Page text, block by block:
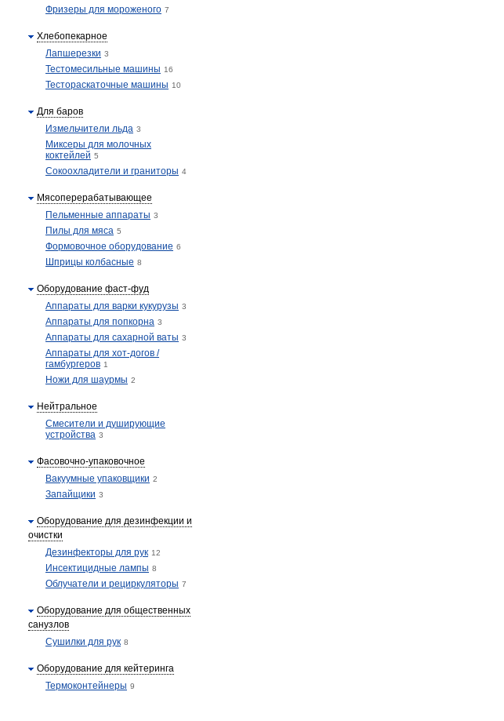
Фризеры для мороженого 7
Хлебопекарное
Лапшерезки 3
Тестомесильные машины 16
Тестораскаточные машины 10
Для баров
Измельчители льда 3
Миксеры для молочных
коктейлей 5
Сокоохладители и граниторы 4
Мясоперерабатывающее
Пельменные аппараты 3
Пилы для мяса 5
Формовочное оборудование 6
Шприцы колбасные 8
Оборудование фаст-фуд
Аппараты для варки кукурузы 3
Аппараты для попкорна 3
Аппараты для сахарной ваты 3
Аппараты для хот-догов /
гамбургеров 1
Ножи для шаурмы 2
Нейтральное
Смесители и душирующие
устройства 3
Фасовочно-упаковочное
Вакуумные упаковщики 2
Запайщики 3
Оборудование для дезинфекции и
очистки
Дезинфекторы для рук 12
Инсектицидные лампы 8
Облучатели и рециркуляторы 7
Оборудование для общественных
санузлов
Сушилки для рук 8
Оборудование для кейтеринга
Термоконтейнеры 9